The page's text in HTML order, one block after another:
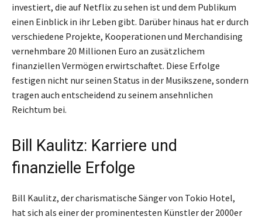
investiert, die auf Netflix zu sehen ist und dem Publikum
einen Einblick in ihr Leben gibt. Darüber hinaus hat er durch
verschiedene Projekte, Kooperationen und Merchandising
vernehmbare 20 Millionen Euro an zusätzlichem
finanziellen Vermögen erwirtschaftet. Diese Erfolge
festigen nicht nur seinen Status in der Musikszene, sondern
tragen auch entscheidend zu seinem ansehnlichen
Reichtum bei.
Bill Kaulitz: Karriere und
finanzielle Erfolge
Bill Kaulitz, der charismatische Sänger von Tokio Hotel,
hat sich als einer der prominentesten Künstler der 2000er